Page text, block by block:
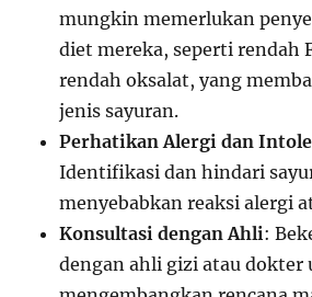
mungkin memerlukan
diet mereka, seperti rendah
rendah oksalat, yang
jenis sayuran.
Perhatikan Alergi dan
Identifikasi dan hindari
menyebabkan reaksi alergi
Konsultasi dengan Ahli:
dengan ahli gizi atau dokter